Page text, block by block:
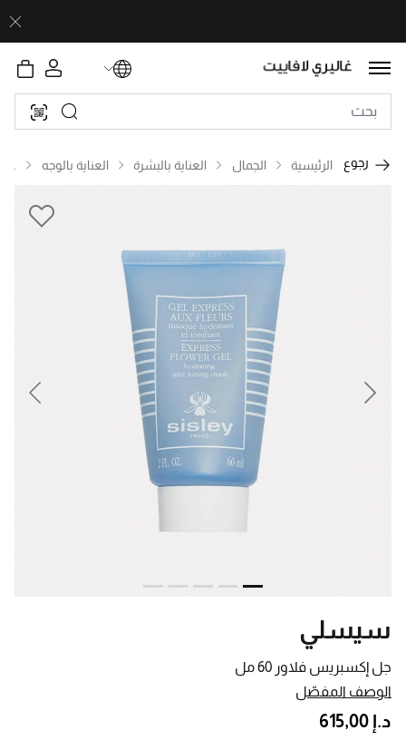
رجوع الرئيسية الجمال العناية بالبشرة العناية بالوجه
Next
جل إكسبريس فلاور 60 مل
سيسلي
الوصف المفصّل
د.إ 615,00